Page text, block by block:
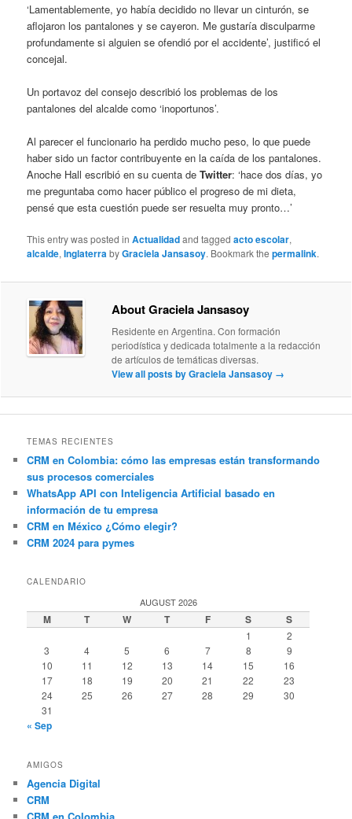
‘Lamentablemente, yo había decidido no llevar un cinturón, se
aflojaron los pantalones y se cayeron. Me gustaría disculparme
profundamente si alguien se ofendió por el accidente’, justificó el
concejal.
Un portavoz del consejo describió los problemas de los
pantalones del alcalde como ‘inoportunos’.
Al parecer el funcionario ha perdido mucho peso, lo que puede
haber sido un factor contribuyente en la caída de los pantalones.
Anoche Hall escribió en su cuenta deTwitter: ‘hace dos días, yo
me preguntaba como hacer público el progreso de mi dieta,
pensé que esta cuestión puede ser resuelta muy pronto…’
This entry was posted inActualidadand taggedacto escolar,
alcalde,InglaterrabyGraciela Jansasoy. Bookmark thepermalink.
About Graciela Jansasoy
Residente en Argentina. Con formación
periodística y dedicada totalmente a la redacción
de artículos de temáticas diversas.
View all posts by Graciela Jansasoy →
TEMAS RECIENTES
CRM en Colombia: cómo las empresas están transformando
sus procesos comerciales
WhatsApp API con Inteligencia Artificial basado en
información de tu empresa
CRM en México ¿Cómo elegir?
CRM 2024 para pymes
CALENDARIO
AUGUST 2026
M T W T F S S
1
2
3
4 5 6 7 8
9
10
11 12 13 14 15
16
17
18 19 20 21 22
23
24
25 26 27 28 29
30
31
« Sep
AMIGOS
Agencia Digital
CRM
CRM en Colombia